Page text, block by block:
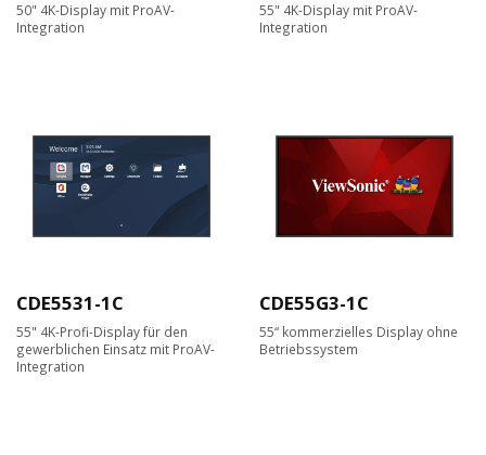
50" 4K-Display mit ProAV-
Integration
55" 4K-Display mit ProAV-
Integration
CDE5531-1C
55" 4K-Profi-Display für den
gewerblichen Einsatz mit ProAV-
Integration
CDE55G3-1C
55“ kommerzielles Display ohne
Betriebssystem